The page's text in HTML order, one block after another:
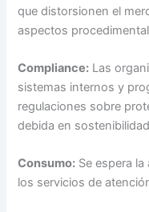
que distorsionen el
aspectos
Compliance: Las
sistemas internos y
regulaciones sobre
debida en
Consumo: Se espera
los servicios de